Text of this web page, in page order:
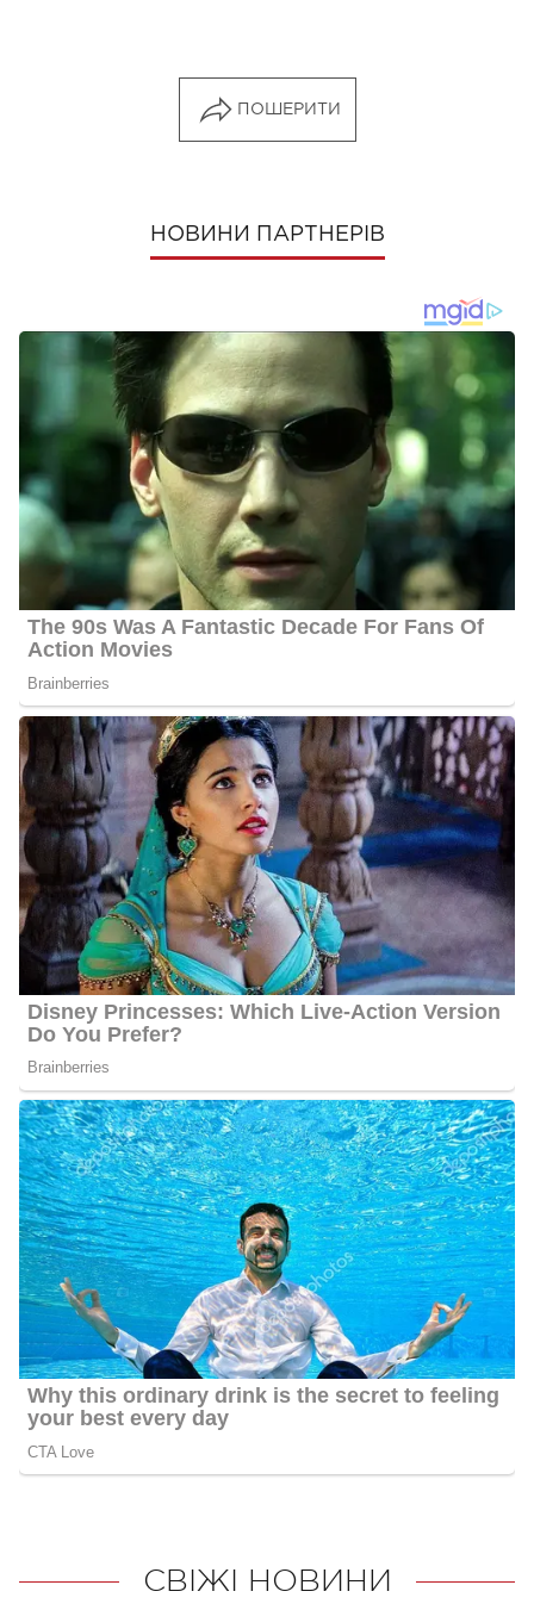
ПОШЕРИТИ
НОВИНИ ПАРТНЕРІВ
СВІЖІ НОВИНИ